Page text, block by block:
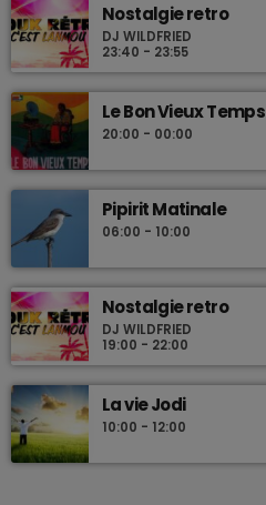
Nostalgie retro
DJ WILDFRIED
23:40 - 23:55
Le Bon Vieux Temps
20:00 - 00:00
Pipirit Matinale
06:00 - 10:00
Nostalgie retro
DJ WILDFRIED
19:00 - 22:00
La vie Jodi
10:00 - 12:00